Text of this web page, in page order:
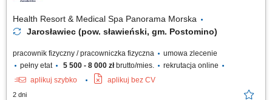
Health Resort & Medical Spa Panorama Morska
Jarosławiec (pow. sławieński, gm. Postomino)
pracownik fizyczny / pracowniczka fizyczna
umowa zlecenie
pełny etat
5 500 - 8 000 złbrutto/mies.
rekrutacja online
aplikuj szybko
aplikuj bez CV
2 dni